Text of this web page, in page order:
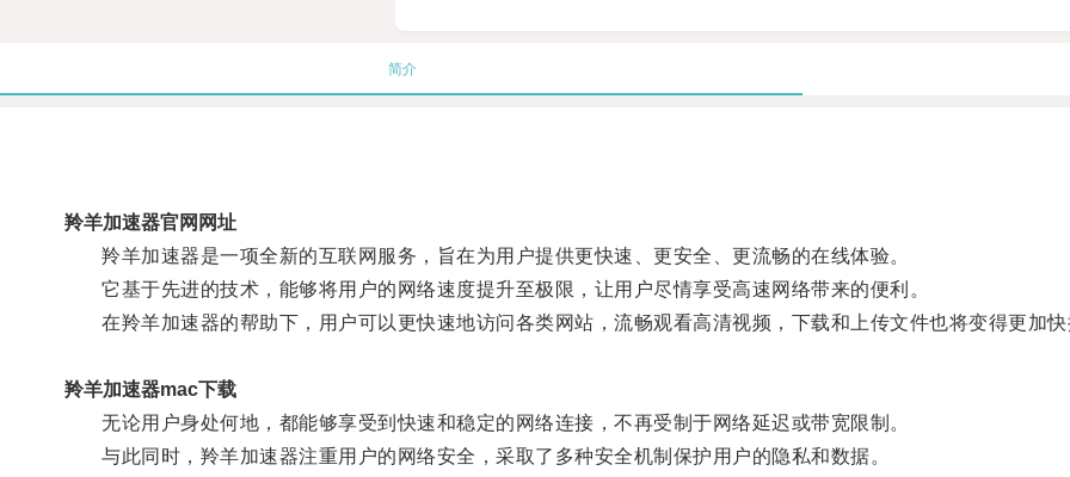
简介
羚羊加速器官网网址
羚羊加速器是一项全新的互联网服务，旨在为用户提供更快速、更安全、更流畅的在线体验。
它基于先进的技术，能够将用户的网络速度提升至极限，让用户尽情享受高速网络带来的便利。
在羚羊加速器的帮助下，用户可以更快速地访问各类网站，流畅观看高清视频，下载和上传文件也将变得更加快
羚羊加速器mac下载
无论用户身处何地，都能够享受到快速和稳定的网络连接，不再受制于网络延迟或带宽限制。
与此同时，羚羊加速器注重用户的网络安全，采取了多种安全机制保护用户的隐私和数据。